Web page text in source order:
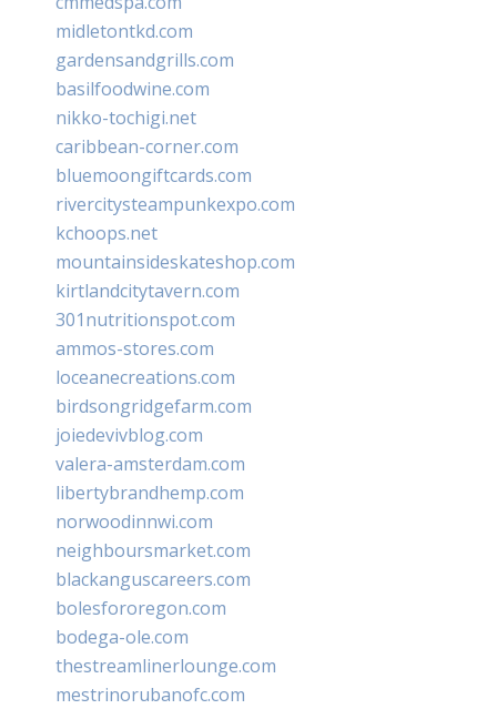
midletontkd.com
gardensandgrills.com
basilfoodwine.com
nikko-tochigi.net
caribbean-corner.com
bluemoongiftcards.com
rivercitysteampunkexpo.com
kchoops.net
mountainsideskateshop.com
kirtlandcitytavern.com
301nutritionspot.com
ammos-stores.com
loceanecreations.com
birdsongridgefarm.com
joiedevivblog.com
valera-amsterdam.com
libertybrandhemp.com
norwoodinnwi.com
neighboursmarket.com
blackanguscareers.com
bolesfororegon.com
bodega-ole.com
thestreamlinerlounge.com
mestrinorubanofc.com